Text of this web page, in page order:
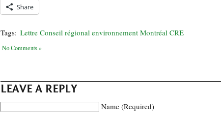
Share
Tags: Lettre Conseil régional environnement Montréal CRE
No Comments »
LEAVE A REPLY
Name (Required)